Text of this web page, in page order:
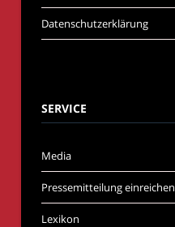
Datenschutzerklärung
SERVICE
Media
Pressemitteilung einreichen
Lexikon